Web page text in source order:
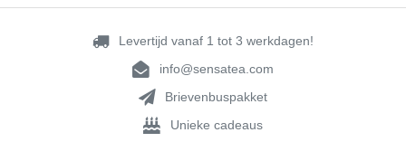
Levertijd vanaf 1 tot 3 werkdagen!
info@sensatea.com
Brievenbuspakket
Unieke cadeaus